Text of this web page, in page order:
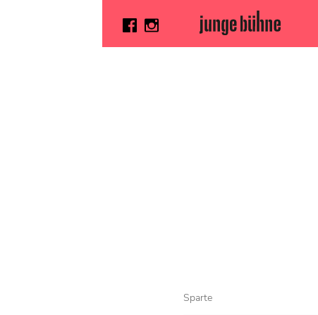
Sparte